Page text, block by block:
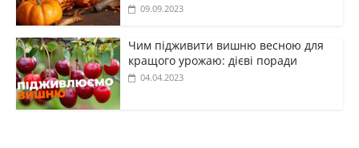
09.09.2023
Чим підживити вишню весною для
кращого урожаю: дієві поради
04.04.2023